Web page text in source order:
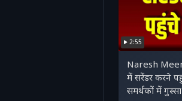
2:55
Naresh
में सरेंडर करने
समर्थकों में